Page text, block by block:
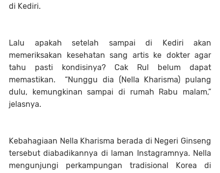
di Kediri.
Lalu apakah setelah sampai di Kediri akan
memeriksakan kesehatan sang artis ke dokter agar
tahu pasti kondisinya? Cak Rul belum dapat
memastikan. “Nunggu dia (Nella Kharisma) pulang
dulu, kemungkinan sampai di rumah Rabu malam,”
jelasnya.
Kebahagiaan Nella Kharisma berada di Negeri Ginseng
tersebut diabadikannya di laman Instagramnya. Nella
mengunjungi perkampungan tradisional Korea di